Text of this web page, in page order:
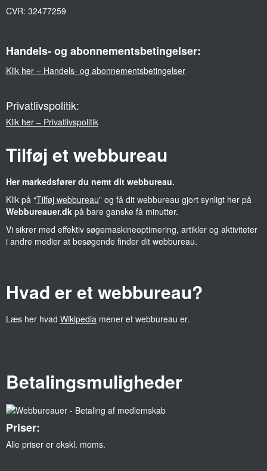
CVR: 32477259
Handels- og abonnementsbetingelser:
Klik her – Handels- og abonnementsbetingelser
Privatlivspolitik:
Klik her – Privatlivspolitik
Tilføj et webbureau
Her markedsfører du nemt dit webbureau.
Klik på “Tilføj webbureau” og få dit webbureau gjort synligt her på
Webbureauer.dk på bare ganske få minutter.
Vi sikrer med effektiv søgemaskineoptimering, artikler og aktiviteter
i andre medier at besøgende finder dit webbureau.
Hvad er et webbureau?
Læs her hvad Wikipedia mener et webbureau er.
Betalingsmuligheder
Priser:
Alle priser er ekskl. moms.